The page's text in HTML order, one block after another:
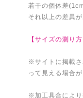
若干の個体差
それ以上の差異
【サイズの測り
※サイトに掲載さ
って見える場合が
※加工具合により